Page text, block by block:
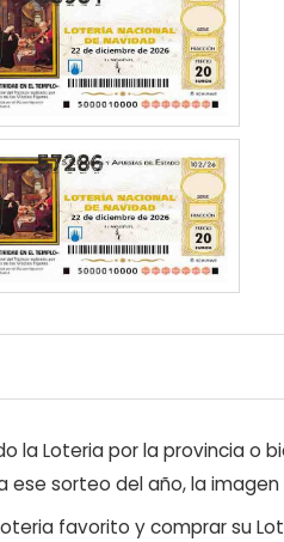
la Loteria por la provincia o
sorteo del año, la
favorito y comprar su